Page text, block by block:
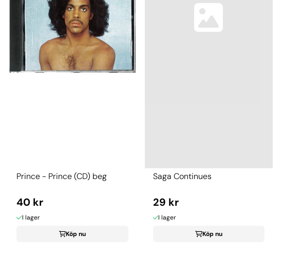
Prince - Prince (CD) beg
40 kr
I lager
Köp nu
Saga Continues
29 kr
I lager
Köp nu